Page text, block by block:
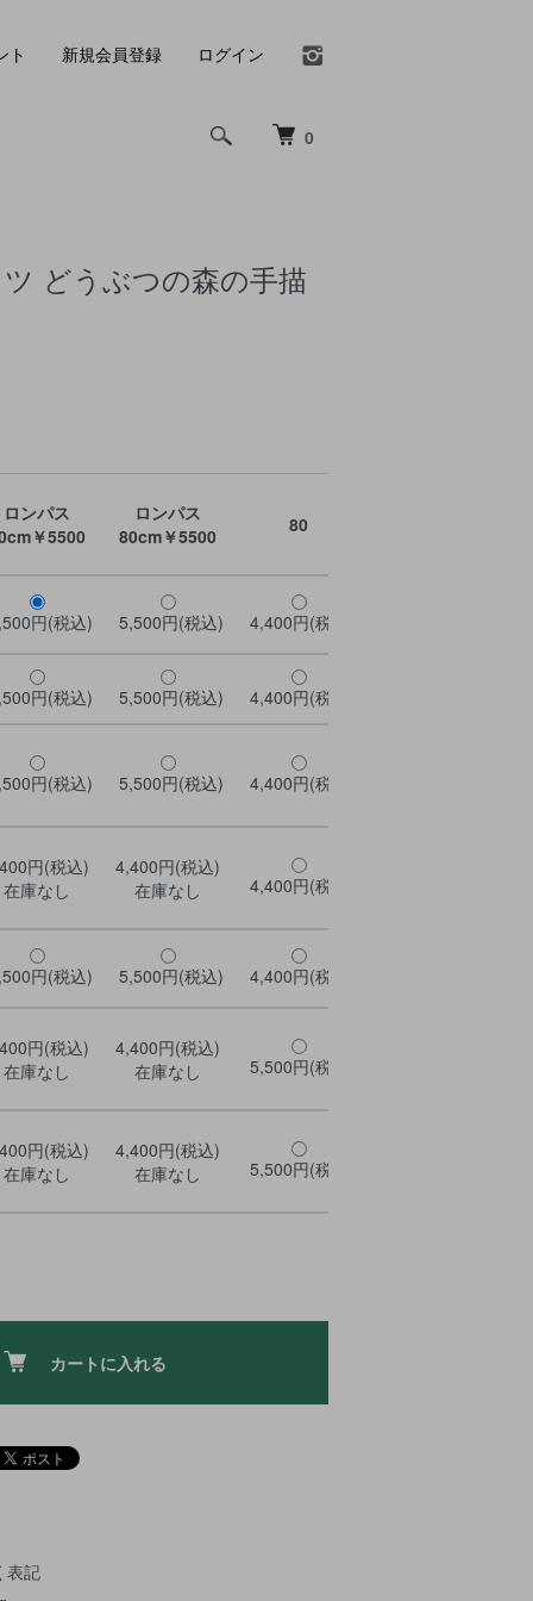
0
ト 新規会員登録 ログイン
どうぶつの森の手描
ロンパス
￥5500
ロンパス
80cm￥5500
80
円(税込) 5,500円(税込) 4,400円(税込)
円(税込) 5,500円(税込) 4,400円(税込)
円(税込) 5,500円(税込) 4,400円(税込)
円(税込)
在庫なし
4,400円(税込)
在庫なし
4,400円(税込)
円(税込) 5,500円(税込) 4,400円(税込)
円(税込)
在庫なし
4,400円(税込)
在庫なし
5,500円(税込)
円(税込)
在庫なし
4,400円(税込)
在庫なし
5,500円(税込)
カートに入れる
表記